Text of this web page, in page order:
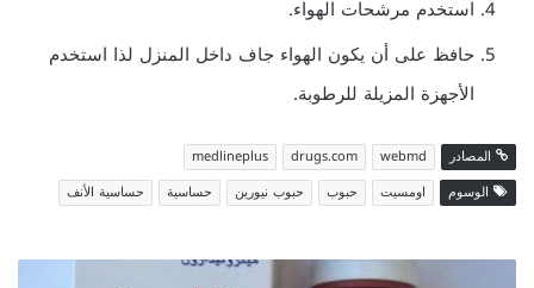
استخدم مرشحات الهواء.
حافظ على أن يكون الهواء جاف داخل المنزل لذا استخدم
الأجهزة المزيلة للرطوبة.
المصادر webmd
drugs.com
medlineplus
الوسوم
اومسيت حبوب حبوب نيورين حساسية حساسية الأنف
دواعي